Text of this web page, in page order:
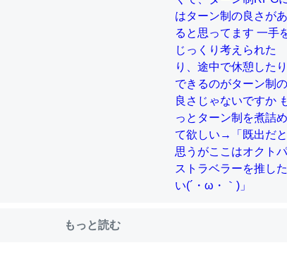
て４年。でたまに覗いてる。ぼちぼちRingも置こうかと画策
で位置情報を共有してる。電池残量や充電中かが分かるのでこ
た遠方の父67歳と僕。ITツール導入でコミュニケーションが劇的に変化し
Show 8を設定中でした。PrimeとかSpotifyを支払う孝行もで
残り時間を日数にすると1週間とかの人が多いそうだけど、それ
た遠方の父67歳と僕。ITツール導入でコミュニケーションが劇的に変化し
もっと読む